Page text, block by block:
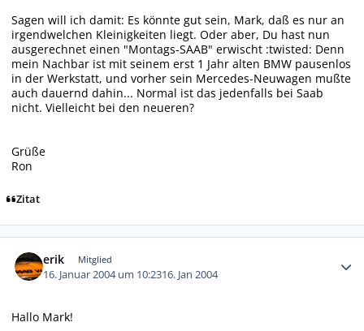
Sagen will ich damit: Es könnte gut sein, Mark, daß es nur an
irgendwelchen Kleinigkeiten liegt. Oder aber, Du hast nun
ausgerechnet einen "Montags-SAAB" erwischt :twisted: Denn
mein Nachbar ist mit seinem erst 1 Jahr alten BMW pausenlos
in der Werkstatt, und vorher sein Mercedes-Neuwagen mußte
auch dauernd dahin... Normal ist das jedenfalls bei Saab
nicht. Vielleicht bei den neueren?
Grüße
Ron
Zitat
erik Mitglied
16. Januar 2004 um 10:2316. Jan 2004
Hallo Mark!